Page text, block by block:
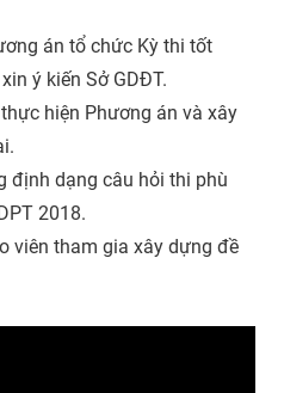
án tổ chức Kỳ thi tốt
ý kiến Sở GDĐT.
hiện Phương án và xây
định dạng câu hỏi thi phù
2018.
viên tham gia xây dựng đề